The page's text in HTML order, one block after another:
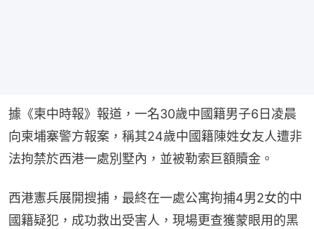
據《柬中時報》報道，一名30歲中國籍男子6日凌晨
向柬埔寨警方報案，稱其24歲中國籍陳姓女友人遭非
法拘禁於西港一處別墅內，並被勒索巨額贖金。
西港憲兵展開搜捕，最終在一處公寓拘捕4男2女的中
國籍疑犯，成功救出受害人，現場更查獲蒙眼用的黑